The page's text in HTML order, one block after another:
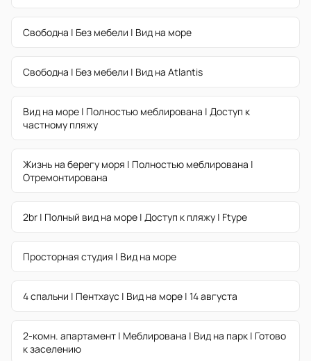
Свободна | Без мебели | Вид на море
Свободна | Без мебели | Вид на Atlantis
Вид на море | Полностью меблирована | Доступ к
частному пляжу
Жизнь на берегу моря | Полностью меблирована |
Отремонтирована
2br | Полный вид на море | Доступ к пляжу | Ftype
Просторная студия | Вид на море
4 спальни | Пентхаус | Вид на море | 14 августа
2-комн. апартамент | Меблирована | Вид на парк | Готово
к заселению